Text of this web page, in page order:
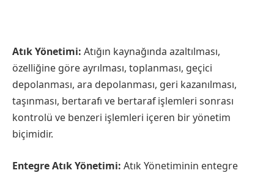
Atık Yönetimi: Atığın kaynağında azaltılması,
özelliğine göre ayrılması, toplanması, geçici
depolanması, ara depolanması, geri kazanılması,
taşınması, bertarafı ve bertaraf işlemleri sonrası
kontrolü ve benzeri işlemleri içeren bir yönetim
biçimidir.
Entegre Atık Yönetimi: Atık Yönetiminin entegre